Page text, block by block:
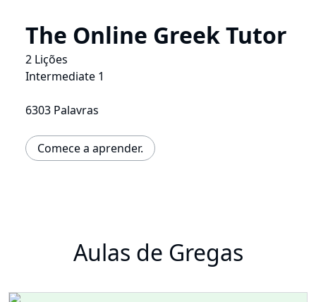
The Online Greek Tutor
2 Lições
Intermediate 1
6303 Palavras
Comece a aprender.
Aulas de Gregas